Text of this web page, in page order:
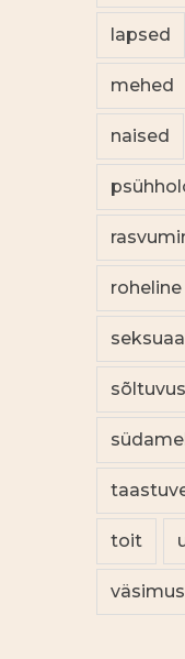
lapsed
mehed
naised
roheline
sõltuvus
toit
väsimus